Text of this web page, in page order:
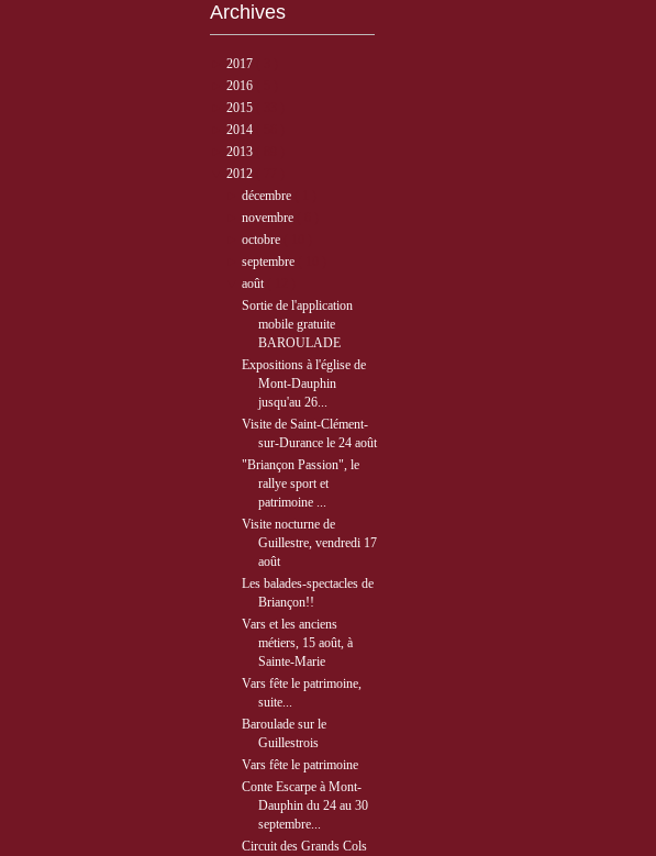
Archives
2017
2016
2015
2014
2013
2012
décembre
novembre
octobre
septembre
août
Sortie de l'application
mobile gratuite
BAROULADE
Expositions à l'église de
Mont-Dauphin
jusqu'au 26...
Visite de Saint-Clément-
sur-Durance le 24 août
"Briançon Passion", le
rallye sport et
patrimoine ...
Visite nocturne de
Guillestre, vendredi 17
août
Les balades-spectacles de
Briançon!!
Vars et les anciens
métiers, 15 août, à
Sainte-Marie
Vars fête le patrimoine,
suite...
Baroulade sur le
Guillestrois
Vars fête le patrimoine
Conte Escarpe à Mont-
Dauphin du 24 au 30
septembre...
Circuit des Grands Cols